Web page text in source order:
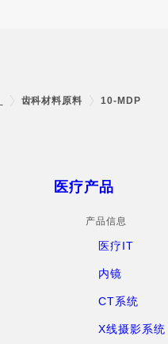
齿科材料原料 10-MDP
医疗产品
产品信息
医疗IT
内镜
CT系统
X线摄影系统